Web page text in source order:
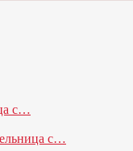
с…
с…